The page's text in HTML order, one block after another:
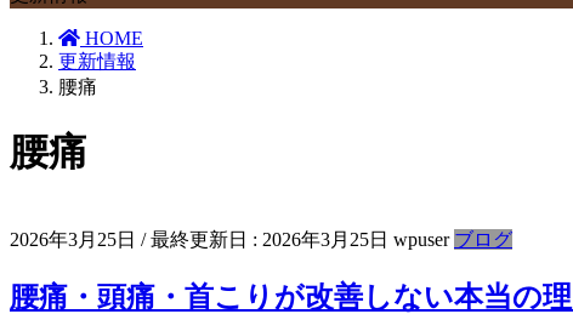
HOME
更新情報
腰痛
腰痛
2026年3月25日 / 最終更新日 : 2026年3月25日 wpuser ブログ
腰痛・頭痛・首こりが改善しない本当の